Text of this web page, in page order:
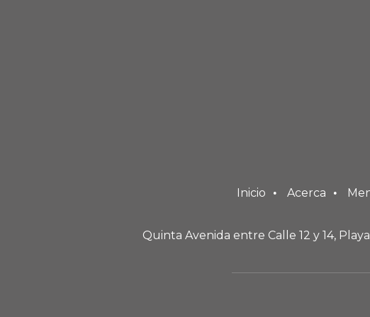
Inicio Acerca
Quinta Avenida entre Calle 12 y 14,